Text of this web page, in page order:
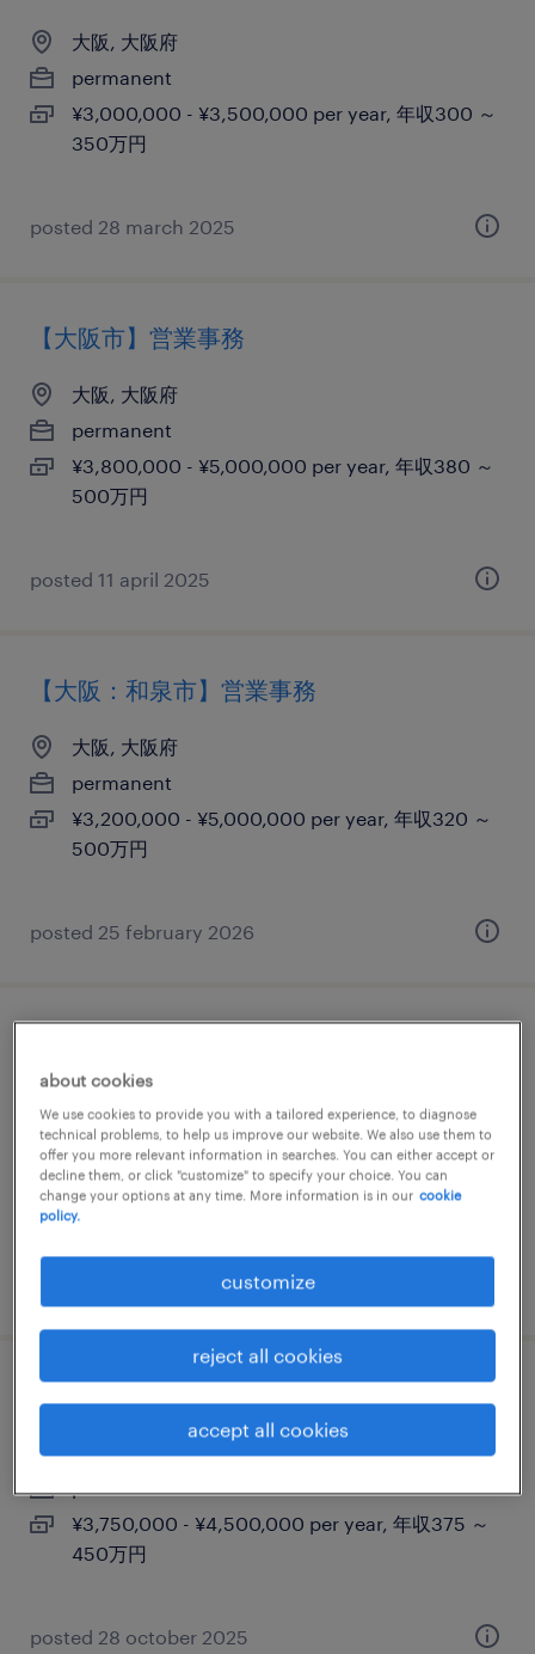
大阪, 大阪府
permanent
¥3,000,000 - ¥3,500,000 per year, 年収300 ～
350万円
posted 28 march 2025
【大阪市】営業事務
大阪, 大阪府
permanent
¥3,800,000 - ¥5,000,000 per year, 年収380 ～
500万円
posted 11 april 2025
【大阪：和泉市】営業事務
大阪, 大阪府
permanent
¥3,200,000 - ¥5,000,000 per year, 年収320 ～
500万円
posted 25 february 2026
permanent
¥3,150,000 - ¥5,000,000 per year, 年収315 ～
500万円
大阪, 大阪府
permanent
¥3,750,000 - ¥4,500,000 per year, 年収375 ～
450万円
posted 28 october 2025
about cookies
We use cookies to provide you with a tailored experience, to diagnose
technical problems, to help us improve our website. We also use them to
offer you more relevant information in searches. You can either accept or
decline them, or click "customize" to specify your choice. You can
change your options at any time. More information is in our cookie
policy.
customize
reject all cookies
accept all cookies